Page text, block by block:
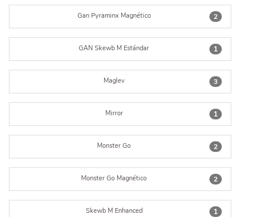
2
Gan Pyraminx Magnético
1
GAN Skewb M Estándar
3
Maglev
1
Mirror
2
Monster Go
2
Monster Go Magnético
1
Skewb M Enhanced